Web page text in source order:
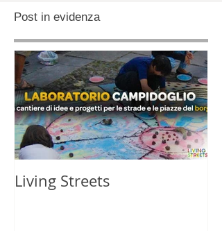
Post in evidenza
Living Streets